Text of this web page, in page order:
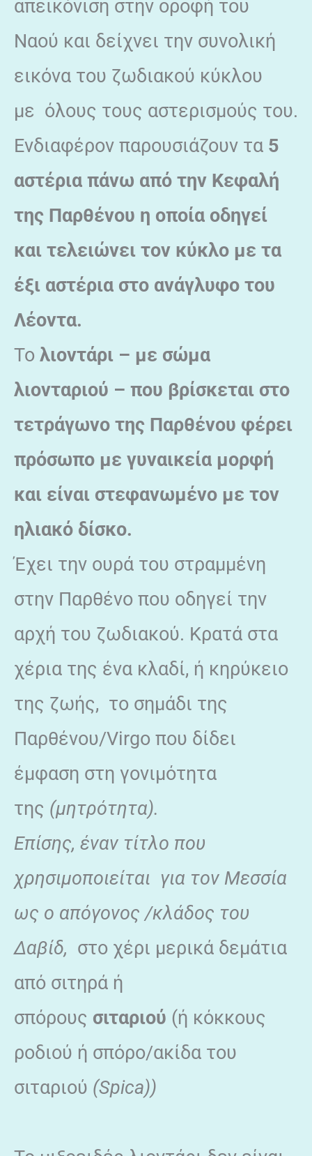
απεικόνιση στην οροφή του
Ναού και δείχνει την συνολική
εικόνα του ζωδιακού κύκλου
με όλους τους αστερισμούς του.
Ενδιαφέρον παρουσιάζουν τα 5
αστέρια πάνω από την Κεφαλή
της Παρθένου η οποία οδηγεί
και τελειώνει τον κύκλο με τα
έξι αστέρια στο ανάγλυφο του
Λέοντα.
Το λιοντάρι – με σώμα
λιονταριού – που βρίσκεται στο
τετράγωνο της Παρθένου φέρει
πρόσωπο με γυναικεία μορφή
και είναι στεφανωμένο με τον
ηλιακό δίσκο.
Έχει την ουρά του στραμμένη
στην Παρθένο που οδηγεί την
αρχή του ζωδιακού. Κρατά στα
χέρια της ένα κλαδί, ή κηρύκειο
της ζωής, το σημάδι της
Παρθένου/Virgo που δίδει
έμφαση στη γονιμότητα
της (μητρότητα).
Επίσης, έναν τίτλο που
χρησιμοποιείται για τον Μεσσία
ως ο απόγονος /κλάδος του
Δαβίδ, στο χέρι μερικά δεμάτια
από σιτηρά ή
σπόρους σιταριού (ή κόκκους
ροδιού ή σπόρο/ακίδα του
σιταριού (Spica))